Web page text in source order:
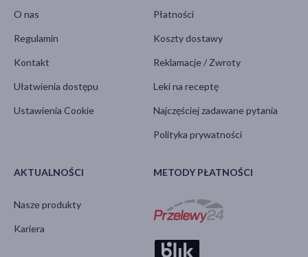
O nas
Regulamin
Kontakt
Ułatwienia dostępu
Ustawienia Cookie
Płatności
Koszty dostawy
Reklamacje / Zwroty
Leki na receptę
Najczęściej zadawane pytania
Polityka prywatności
AKTUALNOŚCI
Nasze produkty
Kariera
METODY PŁATNOŚCI